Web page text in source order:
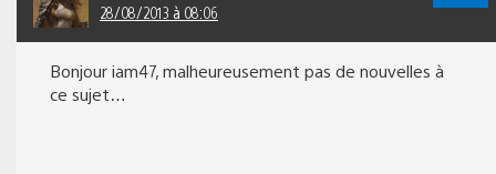
28/08/2013 à 08:06
Bonjour iam47, malheureusement pas de nouvelles à
ce sujet…